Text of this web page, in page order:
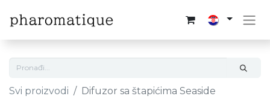
Svi proizvodi Difuzor sa štapićima Seaside